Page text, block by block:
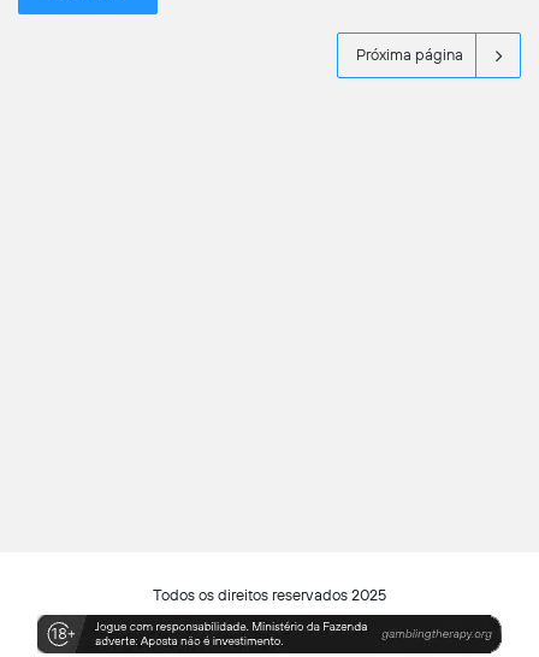
Próxima página
Todos os direitos reservados 2025